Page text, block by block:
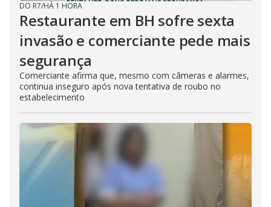
DO R7/HÁ 1 HORA
Restaurante em BH sofre sexta
invasão e comerciante pede mais
segurança
Comerciante afirma que, mesmo com câmeras e alarmes,
continua inseguro após nova tentativa de roubo no
estabelecimento